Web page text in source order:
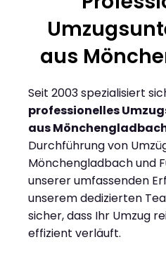
aus
Seit 2003 spezialisiert
professionelles
aus
Durchführung von
Mönchengladbach und
unserer umfassenden
unserem dedizierten
sicher, dass Ihr Umzug
effizient verläuft.